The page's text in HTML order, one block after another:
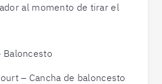
al momento de tirar el
Baloncesto
– Cancha de baloncesto